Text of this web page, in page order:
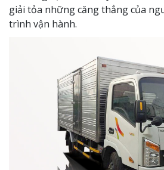
giải tỏa những căng thẳng của
trình vận hành.